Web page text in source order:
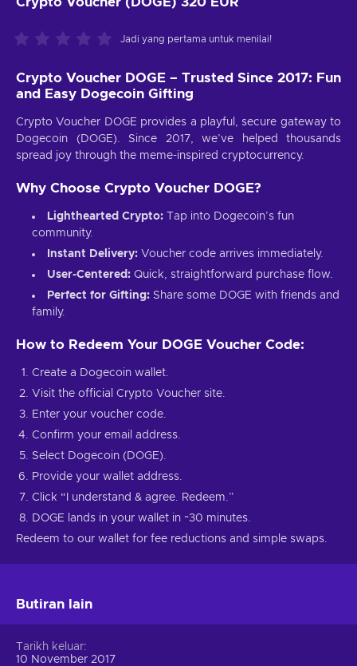
Jadi yang pertama untuk menilai!
Crypto Voucher DOGE – Trusted Since 2017: Fun
and Easy Dogecoin Gifting
Crypto Voucher DOGE provides a playful, secure gateway to
Dogecoin (DOGE). Since 2017, we’ve helped thousands
spread joy through the meme-inspired cryptocurrency.
Why Choose Crypto Voucher DOGE?
Lighthearted Crypto: Tap into Dogecoin’s fun
community.
Instant Delivery: Voucher code arrives immediately.
User-Centered: Quick, straightforward purchase flow.
Perfect for Gifting: Share some DOGE with friends and
family.
How to Redeem Your DOGE Voucher Code:
Create a Dogecoin wallet.
Visit the official Crypto Voucher site.
Enter your voucher code.
Confirm your email address.
Select Dogecoin (DOGE).
Provide your wallet address.
Click “I understand & agree. Redeem.”
DOGE lands in your wallet in ~30 minutes.
Redeem to our wallet for fee reductions and simple swaps.
Butiran lain
Tarikh keluar
10 November 2017